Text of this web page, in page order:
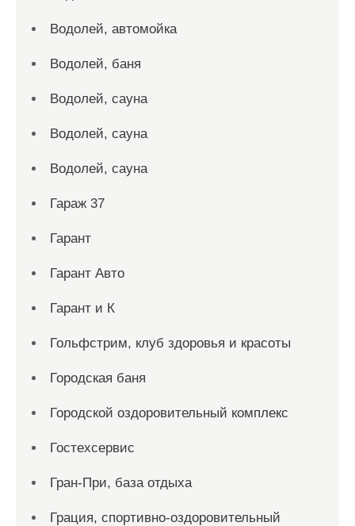
Водолей, автомойка
Водолей, баня
Водолей, сауна
Водолей, сауна
Водолей, сауна
Гараж 37
Гарант
Гарант Авто
Гарант и К
Гольфстрим, клуб здоровья и красоты
Городская баня
Городской оздоровительный комплекс
Гостехсервис
Гран-При, база отдыха
Грация, спортивно-оздоровительный